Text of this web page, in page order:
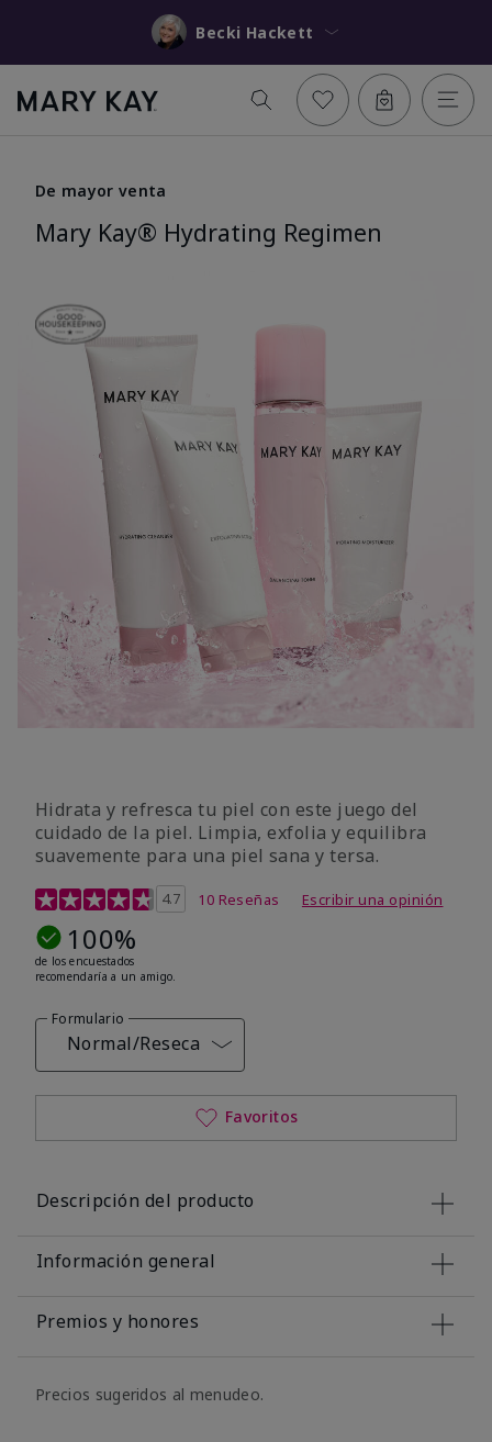
Becki Hackett
De mayor venta
Mary Kay® Hydrating Regimen
Hidrata y refresca tu piel con este juego del
cuidado de la piel. Limpia, exfolia y equilibra
suavemente para una piel sana y tersa.
Calificación de clientes de 5 de 5
4.7 10 Reseñas Escribir una opinión
100%
de los encuestados
recomendaría a un amigo.
Formulario
Normal/Reseca
Favoritos
Descripción del producto
Información general
Premios y honores
Precios sugeridos al menudeo.